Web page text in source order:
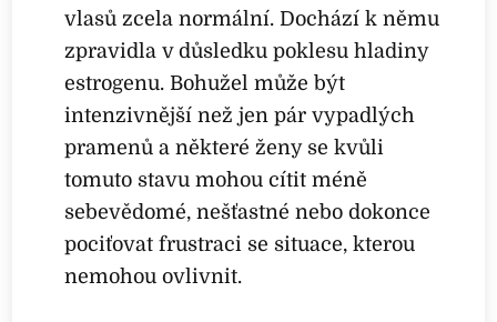
vlasů zcela normální. Dochází k němu
zpravidla v důsledku poklesu hladiny
estrogenu. Bohužel může být
intenzivnější než jen pár vypadlých
pramenů a některé ženy se kvůli
tomuto stavu mohou cítit méně
sebevědomé, nešťastné nebo dokonce
pociťovat frustraci se situace, kterou
nemohou ovlivnit.